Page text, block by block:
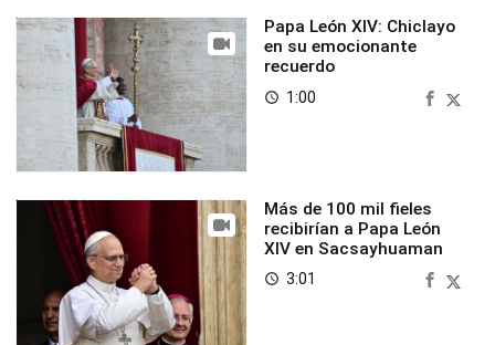
Papa León XIV: Chiclayo
en su emocionante
recuerdo
access_time 1:00
Más de 100 mil fieles
recibirían a Papa León
XIV en Sacsayhuaman
access_time 3:01